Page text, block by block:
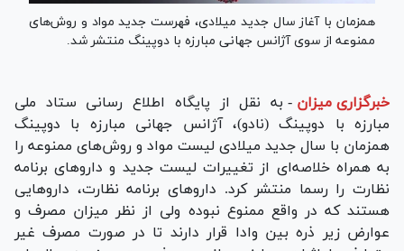
همزمان با آغاز سال جدید میلادی، فهرست جدید مواد و روش‌های
ممنوعه از سوی آژانس جهانی مبارزه با دوپینگ منتشر شد.
خبرگزاری میزان - به نقل از پایگاه اطلاع رسانی ستاد ملی
مبارزه با دوپینگ (نادو)، آژانس جهانی مبارزه با دوپینگ
همزمان با سال جدید میلادی لیست مواد و روش‌های ممنوعه را
به همراه خلاصه‌ای از تغییرات لیست جدید و دارو‌های برنامه
نظارت را رسما منتشر کرد. دارو‌های برنامه نظارت، دارو‌هایی
هستند که در واقع ممنوع نبوده ولی از نظر میزان مصرف و
عوارض زیر ذره بین وادا قرار دارند تا در صورت مصرف غیر